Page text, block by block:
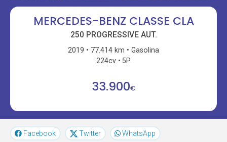
MERCEDES-BENZ CLASSE CLA
250 PROGRESSIVE AUT.
2019 77.414 km
Gasolina
224cv
5P
33.900€
Facebook Twitter WhatsApp